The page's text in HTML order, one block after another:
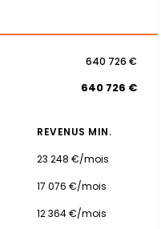
640 726 €
640 726 €
REVENUS MIN.
23 248 €/mois
17 076 €/mois
12 364 €/mois